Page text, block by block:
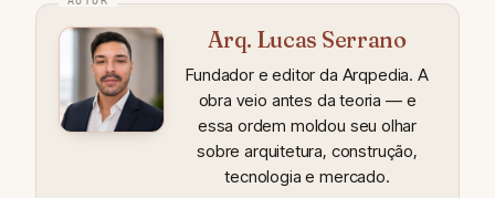
Arq. Lucas Serrano
Fundador e editor da Arqpedia. A
obra veio antes da teoria — e
essa ordem moldou seu olhar
sobre arquitetura, construção,
tecnologia e mercado.